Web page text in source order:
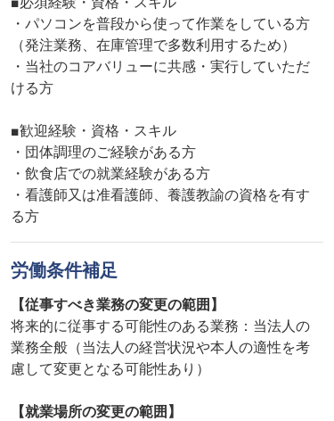
・パソコンを普段から使って作業をしている方
（発注業務、在庫管理で多数利用するため）
・当社のコアバリューに共感・実行していただ
ける方
■歓迎経験・資格・スキル
・団体調理のご経験がある方
・飲食店での就業経験がある方
・看護師又は准看護師、養護教諭の資格を有す
る方
労働条件補足
【従事すべき業務の変更の範囲】
将来的に従事する可能性のある業務：当法人の
業務全般（当法人の経営状況や本人の適性を考
慮して変更となる可能性あり）
【就業場所の変更の範囲】